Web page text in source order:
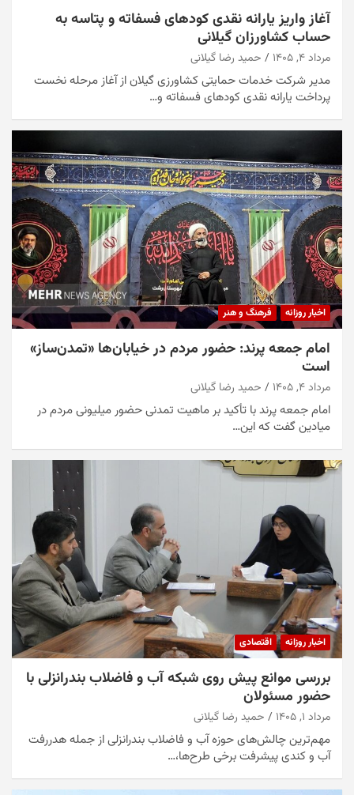
آغاز واریز یارانه نقدی کودهای فسفاته و پتاسه به
حساب کشاورزان گیلانی
مرداد ۴, ۱۴۰۵ حمید رضا گیلانی
مدیر شرکت خدمات حمایتی کشاورزی گیلان از آغاز مرحله نخست
پرداخت یارانه نقدی کودهای فسفاته و…
اخبار روزانه فرهنگ و هنر
امام جمعه پرند: حضور مردم در خیابان‌ها «تمدن‌ساز»
است
مرداد ۴, ۱۴۰۵ حمید رضا گیلانی
امام جمعه پرند با تأکید بر ماهیت تمدنی حضور میلیونی مردم در
میادین گفت که این…
اخبار روزانه اقتصادی
بررسی موانع پیش روی شبکه آب و فاضلاب بندرانزلی با
حضور مسئولان
مرداد ۱, ۱۴۰۵ حمید رضا گیلانی
مهم‌ترین چالش‌های حوزه آب و فاضلاب بندرانزلی از جمله هدررفت
آب و کندی پیشرفت برخی طرح‌ها،…